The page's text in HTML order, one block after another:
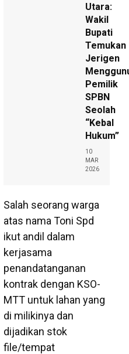
Utara:
Wakil
Bupati
Temukan
Jerigen
Pemilik
SPBN
Seolah
“Kebal
Hukum”
10
MAR
2026
Salah seorang warga
atas nama Toni Spd
ikut andil dalam
kerjasama
penandatanganan
kontrak dengan KSO-
MTT untuk lahan yang
di milikinya dan
dijadikan stok
file/tempat